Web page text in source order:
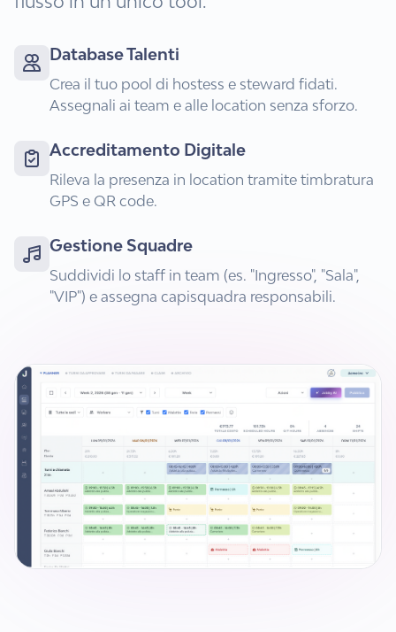
Database Talenti
Crea il tuo pool di hostess e steward fidati.
Assegnali ai team e alle location senza sforzo.
Accreditamento Digitale
Rileva la presenza in location tramite timbratura
GPS e QR code.
Gestione Squadre
Suddividi lo staff in team (es. "Ingresso", "Sala",
"VIP") e assegna capisquadra responsabili.